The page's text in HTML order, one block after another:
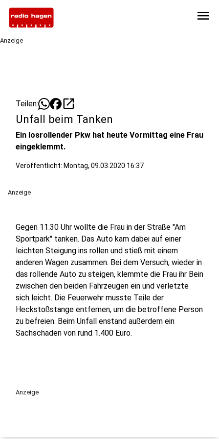
menu
Anzeige
Teilen: open_in_new
Unfall beim Tanken
Ein losrollender Pkw hat heute Vormittag eine Frau
eingeklemmt.
Veröffentlicht: Montag, 09.03.2020 16:37
Anzeige
Gegen 11.30 Uhr wollte die Frau in der Straße "Am
Sportpark" tanken. Das Auto kam dabei auf einer
leichten Steigung ins rollen und stieß mit einem
anderen Wagen zusammen. Bei dem Versuch, wieder in
das rollende Auto zu steigen, klemmte die Frau ihr Bein
zwischen den beiden Fahrzeugen ein und verletzte
sich leicht. Die Feuerwehr musste Teile der
Heckstoßstange entfernen, um die betroffene Person
zu befreien. Beim Unfall enstand außerdem ein
Sachschaden von rund 1.400 Euro.
Anzeige